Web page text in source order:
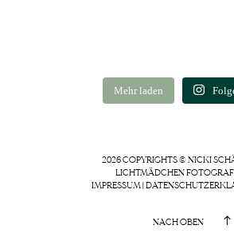
Mehr laden
2026 COPYRIGHTS © NICKI
LICHTMÄDCHEN
IMPRESSUM|
NACH OBEN